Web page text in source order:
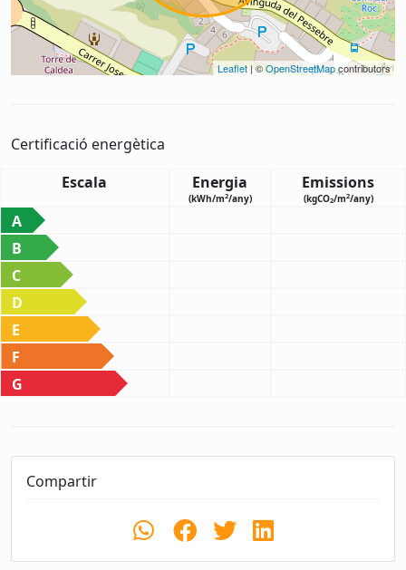
Leaflet| ©OpenStreetMapcontributors
Certificació energètica
Escala
Energia
(kWh/m2/any)
Emissions
(kgCO2/m2/any)
A
B
C
D
E
F
G
Compartir